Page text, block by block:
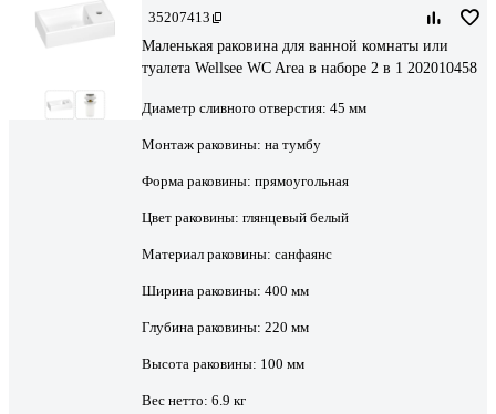
35207413
Маленькая раковина для ванной комнаты или
туалета Wellsee WC Area в наборе 2 в 1 202010458
Диаметр сливного отверстия: 45 мм
Монтаж раковины: на тумбу
Форма раковины: прямоугольная
Цвет раковины: глянцевый белый
Материал раковины: санфаянс
Ширина раковины: 400 мм
Глубина раковины: 220 мм
Высота раковины: 100 мм
Вес нетто: 6.9 кг